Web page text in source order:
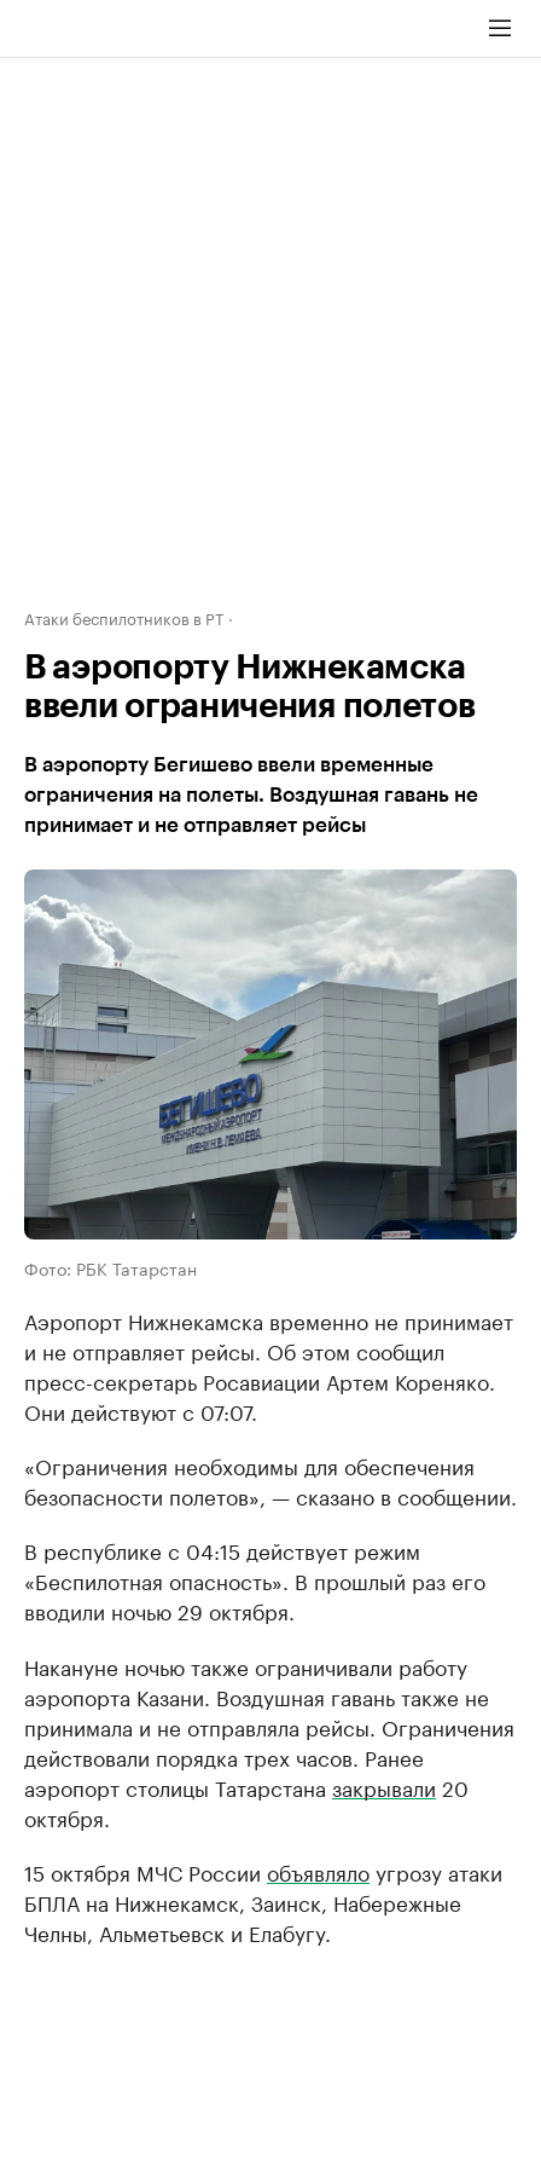
Атаки беспилотников в РТ
В аэропорту Нижнекамска
ввели ограничения полетов
В аэропорту Бегишево ввели временные
ограничения на полеты. Воздушная гавань не
принимает и не отправляет рейсы
Фото: РБК Татарстан
Аэропорт Нижнекамска временно не принимает
и не отправляет рейсы. Об этом сообщил
пресс-секретарь Росавиации Артем Кореняко.
Они действуют с 07:07.
«Ограничения необходимы для обеспечения
безопасности полетов», — сказано в сообщении.
В республике с 04:15 действует режим
«Беспилотная опасность». В прошлый раз его
вводили ночью 29 октября.
Накануне ночью также ограничивали работу
аэропорта Казани. Воздушная гавань также не
принимала и не отправляла рейсы. Ограничения
действовали порядка трех часов. Ранее
аэропорт столицы Татарстана закрывали 20
октября.
15 октября МЧС России объявлялоугрозу атаки
БПЛА на Нижнекамск, Заинск, Набережные
Челны, Альметьевск и Елабугу.